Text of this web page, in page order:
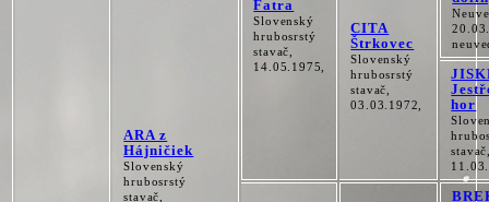
ARA z
Hájničiek
Slovenský
hrubosrstý
stavač,
Fatra
Slovenský
hrubosrstý
stavač,
14.05.1975,
CITA
Štrkovec
Slovenský
hrubosrstý
stavač,
03.03.1972,
hor